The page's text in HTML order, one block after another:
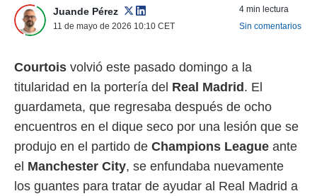
más
disponible
Juande Pérez
11 de mayo de 2026 10:10 CET
4 min lectura
Sin comentarios
Courtois volvió este pasado domingo a la
titularidad en la portería del Real Madrid . El
guardameta, que regresaba después de ocho
encuentros en el dique seco por una lesión que se
produjo en el partido de Champions League ante
el Manchester City, se enfundaba nuevamente
los guantes para tratar de ayudar al Real Madrid a